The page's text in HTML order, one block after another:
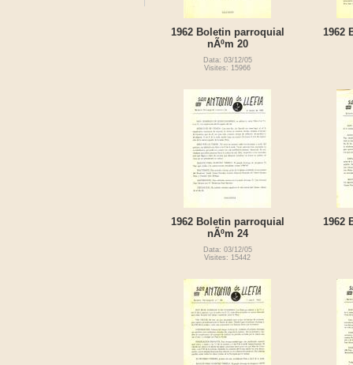
1962 Boletin parroquial
nÃºm 20
Data: 03/12/05
Visites: 15966
1962
1962 Boletin parroquial
nÃºm 24
Data: 03/12/05
Visites: 15442
1962